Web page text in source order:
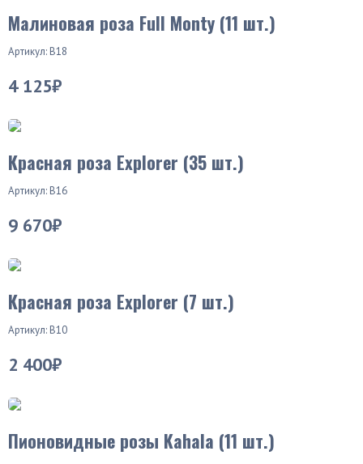
Малиновая роза Full Monty (11 шт.)
Артикул: В18
4 125₽
Красная роза Explorer (35 шт.)
Артикул: В16
9 670₽
Красная роза Explorer (7 шт.)
Артикул: В10
2 400₽
Пионовидные розы Kahala (11 шт.)